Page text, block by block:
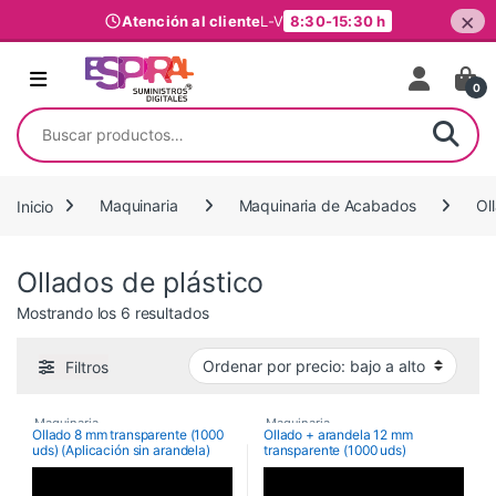
Atención al clienteL-V 8:30-15:30 h ×
Ir al contenido
0
Buscar por:
Inicio Maquinaria Maquinaria de Acabados
Ollados de plástico
Mostrando los 6 resultadosOrdenado por precio: bajo a alto
Filtros
Maquinaria
Maquinaria de Acabados,
Ollado 8 mm transparente (1000
uds) (Aplicación sin arandela)
Maquinaria
Maquinaria de Acabados
Ollado + arandela 12 mm
transparente (1000 uds)